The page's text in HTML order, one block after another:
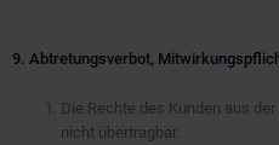
9. Abtretungsverbot,
Die Rechte des Kunden aus
nicht übertragbar.